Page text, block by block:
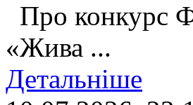
Про конкурс
«Жива ...
Детальніше